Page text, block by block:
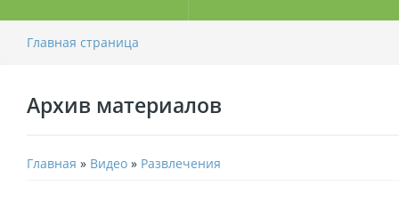
Главная страница
Архив материалов
Главная » Видео » Развлечения